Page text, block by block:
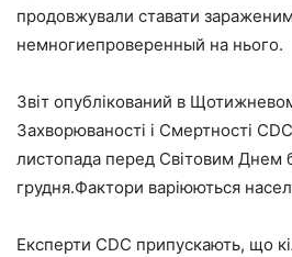
продовжували ставати
немногиепроверенный на нього.
Звіт опублікований в
Захворюваності і Смертності
листопада перед Світовим Днем
грудня.Фактори варіюються
Експерти CDC припускають, що